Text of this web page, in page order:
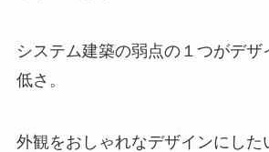
システム建築の弱点の１つがデザ
低さ。
外観をおしゃれなデザインにした